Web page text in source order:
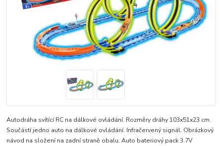
Autodráha svítící RC na dálkové ovládání. Rozměry dráhy 103x51x23 cm.
Součástí jedno auto na dálkové ovládání. Infračervený signál. Obrázkový
návod na složení na zadní straně obalu. Auto bateriový pack 3.7V